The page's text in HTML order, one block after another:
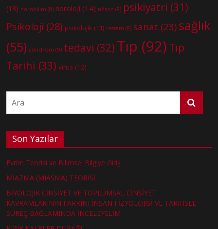
(13) nörobilim (8) nöroloji (14) nöron (8) psikiyatri (31)
Psikoloji (28) psikolojik (11) ressam (8) sanat (23) sağlık
(55) sendrom (9) tedavi (32) Tıp (92) Tıp
Tarihi (33) virüs (12)
Son Yazılar
Evrim Teorisi ve Bilimsel Bilgiye Giriş
MİAZMA (MIASMA) TEORİSİ
BİYOLOJİK CİNSİYET VE TOPLUMSAL CİNSİYET
KAVRAMLARININ FARKINI İNSAN FİZYOLOJİSİ VE TARİHSEL
SÜREÇ BAĞLAMINDA İNCELEYELİM